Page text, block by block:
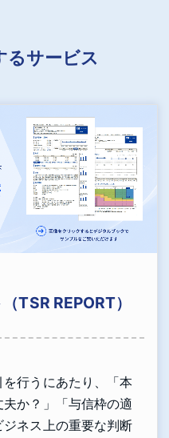
るサービス
TSR REPORT）
行うにあたり、「本
か？」「与信枠の適
ネス上の重要な判断